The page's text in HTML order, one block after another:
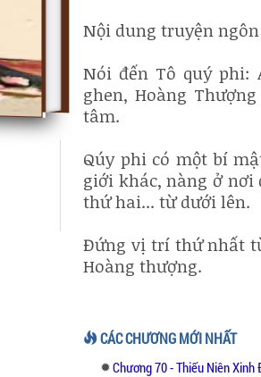
Nội dung truyện
Nói đến Tô quý
ghen, Hoàng
tâm.
Qúy phi có một bí
giới khác, nàng ở
thứ hai... từ dưới lên.
Đứng vị trí thứ nhất
Hoàng thượng.
Tên đại ngốc trong lớp
CÁC CHƯƠNG MỚI NHẤT
Chương 70 - Thiếu Niên Xinh